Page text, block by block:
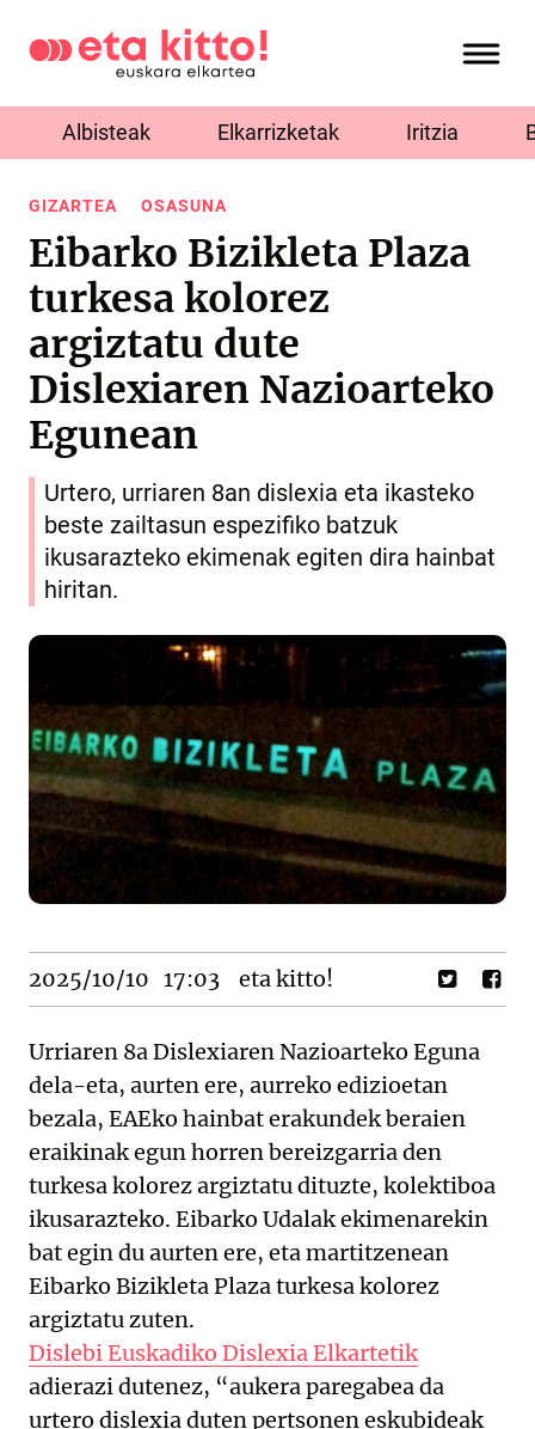
Albisteak Elkarrizketak Iritzia
GIZARTEA OSASUNA
Eibarko Bizikleta Plaza
turkesa kolorez
argiztatu dute
Dislexiaren Nazioarteko
Egunean
Urtero, urriaren 8an dislexia eta ikasteko
beste zailtasun espezifiko batzuk
ikusarazteko ekimenak egiten dira hainbat
hiritan.
2025/10/10 17:03 eta kitto!
Urriaren 8a Dislexiaren Nazioarteko Eguna
dela-eta, aurten ere, aurreko edizioetan
bezala, EAEko hainbat erakundek beraien
eraikinak egun horren bereizgarria den
turkesa kolorez argiztatu dituzte, kolektiboa
ikusarazteko. Eibarko Udalak ekimenarekin
bat egin du aurten ere, eta martitzenean
Eibarko Bizikleta Plaza turkesa kolorez
argiztatu zuten.
Dislebi Euskadiko Dislexia Elkartetik
adierazi dutenez, “aukera paregabea da
urtero dislexia duten pertsonen eskubideak